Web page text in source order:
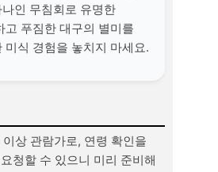
인 무침회로 유명한
고 푸짐한 대구의 별미를
미식 경험을 놓치지 마세요.
이상 관람가로, 연령 확인을
청할 수 있으니 미리 준비해